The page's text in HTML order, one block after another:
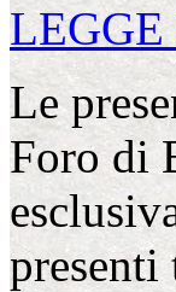
Le
Foro di